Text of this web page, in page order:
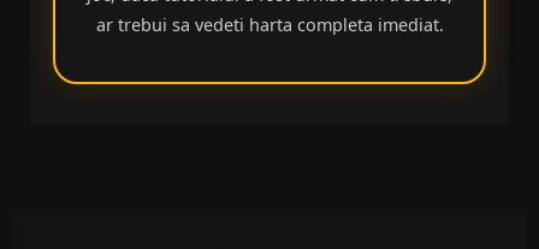
ar trebui sa vedeti harta completa imediat.